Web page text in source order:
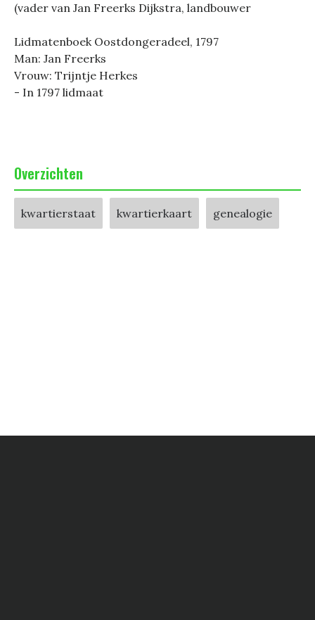
(vader van Jan Freerks Dijkstra, landbouwer
Lidmatenboek Oostdongeradeel, 1797
Man: Jan Freerks
Vrouw: Trijntje Herkes
- In 1797 lidmaat
Overzichten
kwartierstaat kwartierkaart genealogie